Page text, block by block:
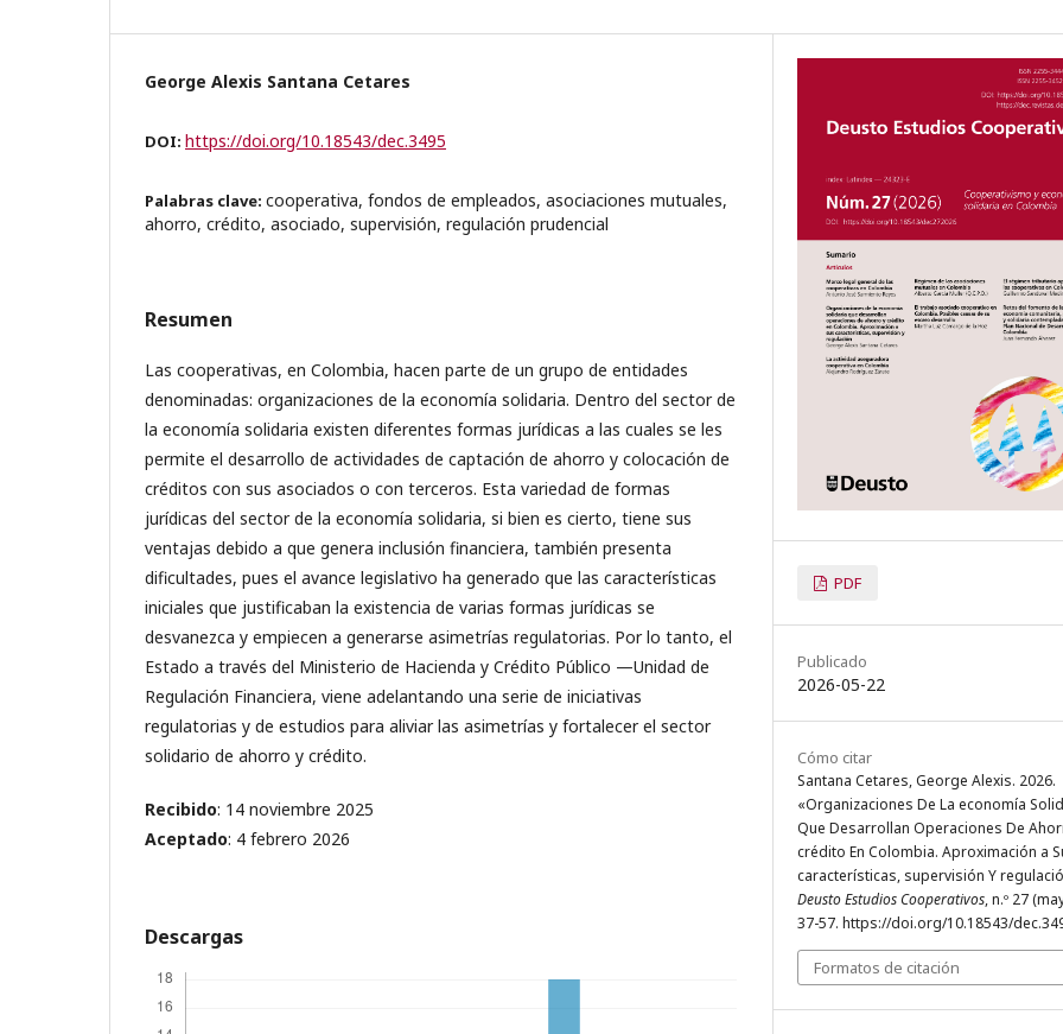
George Alexis Santana Cetares
DOI: https://doi.org/10.18543/dec.3495
Palabras clave: cooperativa, fondos de empleados, asociaciones mutuales,
ahorro, crédito, asociado, supervisión, regulación prudencial
Resumen
Las cooperativas, en Colombia, hacen parte de un grupo de entidades
denominadas: organizaciones de la economía solidaria. Dentro del sector de
la economía solidaria existen diferentes formas jurídicas a las cuales se les
permite el desarrollo de actividades de captación de ahorro y colocación de
créditos con sus asociados o con terceros. Esta variedad de formas
jurídicas del sector de la economía solidaria, si bien es cierto, tiene sus
ventajas debido a que genera inclusión financiera, también presenta
dificultades, pues el avance legislativo ha generado que las características
iniciales que justificaban la existencia de varias formas jurídicas se
desvanezca y empiecen a generarse asimetrías regulatorias. Por lo tanto, el
Estado a través del Ministerio de Hacienda y Crédito Público —Unidad de
Regulación Financiera, viene adelantando una serie de iniciativas
regulatorias y de estudios para aliviar las asimetrías y fortalecer el sector
solidario de ahorro y crédito.
Recibido: 14 noviembre 2025
Aceptado: 4 febrero 2026
Descargas
PDF
Publicado
2026-05-22
Cómo citar
Santana Cetares, George Alexis. 2026.
«Organizaciones De La economía
Que Desarrollan Operaciones De
crédito En Colombia. Aproximación a
características, supervisión Y
Deusto Estudios Cooperativos, n.º 27
37-57. https://doi.org/10.18543/
Formatos de citación